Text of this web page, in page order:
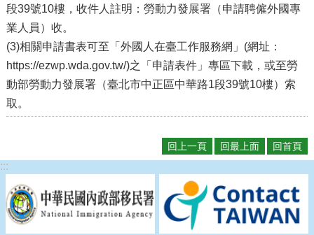
段39號10樓，收件人註明：勞動力發展署（申請聘僱外國專
業人員）收。
(3)相關申請書表可至「外國人在臺工作服務網」(網址：
https://ezwp.wda.gov.tw/)之「申請表件」專區下載，或至勞
動部勞動力發展署（臺北市中正區中華路1段39號10樓）索
取。
回上一頁 回最上面 回首頁
:::